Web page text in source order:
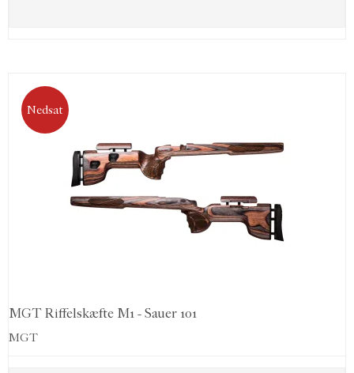
Nedsat
MGT Riffelskæfte M1 - Sauer 101
MGT